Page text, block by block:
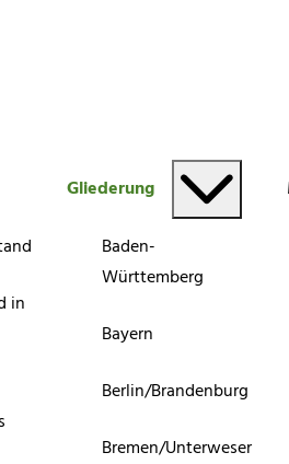
in
Gliederung
Baden-
Württemberg
Bayern
Berlin/Brandenburg
Bremen/Unterweser